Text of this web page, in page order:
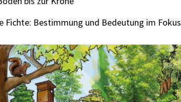
Fichte: Bestimmung und Bedeutung im Fokus